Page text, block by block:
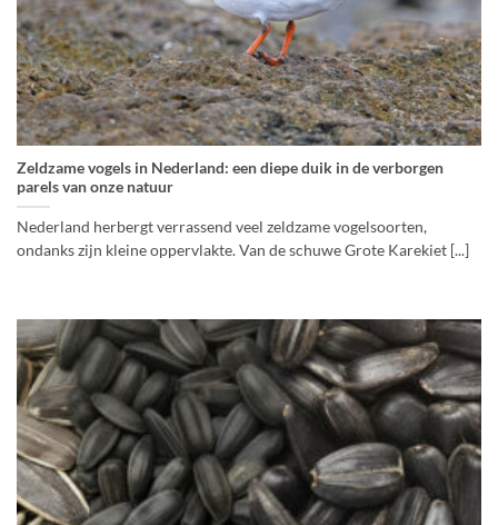
Zeldzame vogels in Nederland: een diepe duik in de verborgen
parels van onze natuur
Nederland herbergt verrassend veel zeldzame vogelsoorten,
ondanks zijn kleine oppervlakte. Van de schuwe Grote Karekiet [...]